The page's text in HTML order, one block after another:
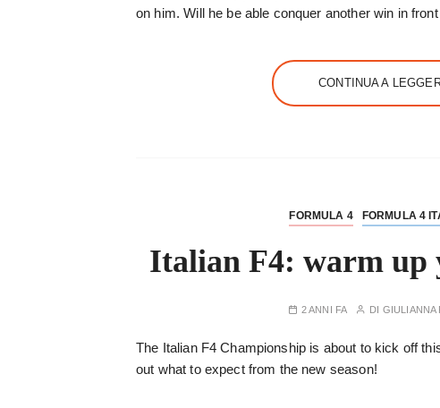
on him. Will he be able conquer another win in
CONTINUA A
FORMULA 4 FORMULA 4
Italian F4: warm up
2 ANNI FA DI GIULIANNA
The Italian F4 Championship is about to kick off
out what to expect from the new season!